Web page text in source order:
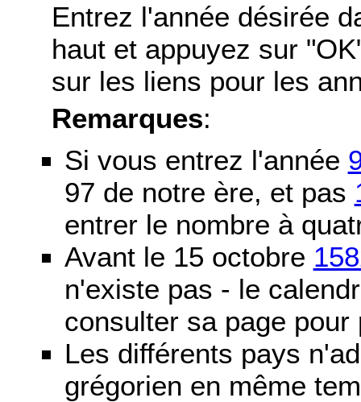
Entrez l'année désirée
haut et appuyez sur
sur les liens pour les
Remarques:
Si vous entrez l'année
97 de notre ère, et pas
entrer le nombre à
Avant le 15 octobre
n'existe pas - le
consulter sa page pour
Les différents pays
grégorien en même